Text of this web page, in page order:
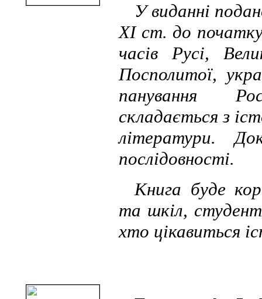
У виданні
ХІ ст. до
часів Русі,
Посполитої,
панування
складається з
літератури.
послідовності.
Книга буде
та шкіл,
хто цікавиться